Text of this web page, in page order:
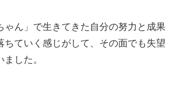
ゃん」で生きてきた自分の努力と成果
ちていく感じがして、その面でも失望
した。